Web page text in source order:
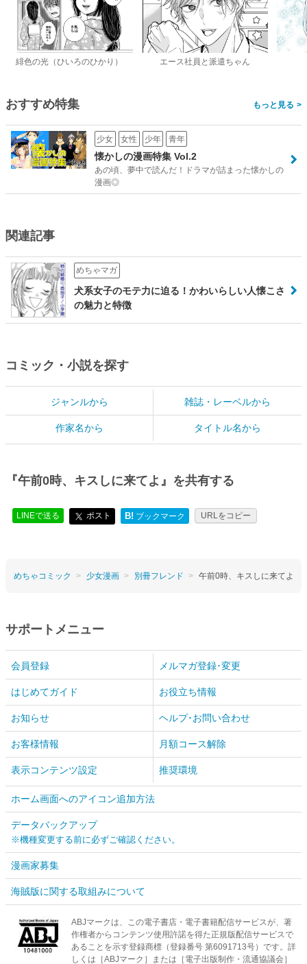
緋色の光（ひいろのひかり） エース社員と派遣ちゃん
おすすめ特集 >
少女 女性 少年 青年
懐かしの漫画特集 Vol.2
あの頃、夢中で読んだ！ドラマが詰まった懐かしの
漫画◎
関連記事
めちゃマガ
犬系女子のモテ力に迫る！かわいらしい人懐こさ
の魅力と特徴
コミック・小説を探す
ジャンルから 雑誌・レーベルから
作家名から タイトル名から
『午前0時、キスしに来てよ』を共有する
LINEで送る ポスト B! ブックマーク URLをコピー
めちゃコミック 少女漫画 別冊フレンド 午前0時、キスしに来てよ
サポートメニュー
会員登録 メルマガ登録･変更
はじめてガイド お役立ち情報
お知らせ ヘルプ･お問い合わせ
お客様情報 月額コース解除
表示コンテンツ設定 推奨環境
ホーム画面へのアイコン追加方法
データバックアップ
※機種変更する前に必ずご確認ください。
漫画家募集
海賊版に関する取組みについて
ABJマークは、この電子書店・電子書籍配信サービスが、著
作権者からコンテンツ使用許諾を得た正規版配信サービスで
あることを示す登録商標（登録番号 第6091713号）です。詳
しくは［ABJマーク］または［電子出版制作・流通協議会］